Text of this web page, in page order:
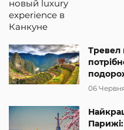
Тревел
06